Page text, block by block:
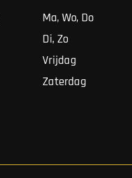
Ma, Wo, Do
Di, Zo
Vrijdag
Zaterdag